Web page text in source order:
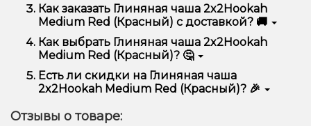
Мы предлагаем только оригинальную продукцию,
широкий ассортимент, выгодные цены и быструю
доставку. Кроме того, у нас регулярные акции и
скидки для клиентов!
Как заказать Глиняная чаша 2x2Hookah
Medium Red (Красный) с доставкой? 🚚
Оформить заказ можно в несколько кликов:
Добавьте Глиняная чаша 2x2Hookah Medium
Red (Красный) в корзину.
Перейдите к оформлению заказа.
доставки.
Как выбрать Глиняная чаша 2x2Hookah
Medium Red (Красный)? 🤔
Выбор зависит от ваших предпочтений – например,
если это кальян, учитывайте размер, материал и тип
чаши, если вейп – мощность и вкус. Наши
Есть ли скидки на Глиняная чаша
2x2Hookah Medium Red (Красный)? 🎉
специальные предложения. Следите за
Отзывы о товаре: